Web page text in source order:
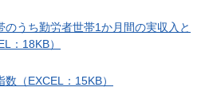
のうち勤労者世帯1か月間の実収入と
：18KB）
（EXCEL：15KB）